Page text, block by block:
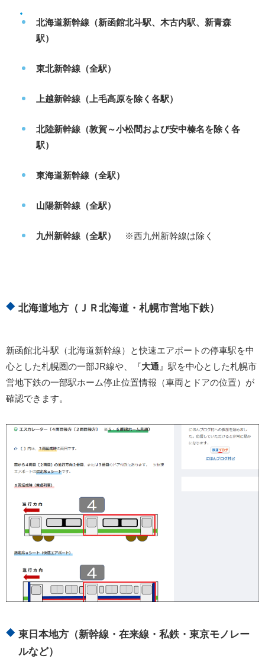
北海道新幹線（新函館北斗駅、木古内駅、新青森
駅）
東北新幹線（全駅）
上越新幹線（上毛高原を除く各駅）
北陸新幹線（敦賀～小松間および安中榛名を除く各
駅）
東海道新幹線（全駅）
山陽新幹線（全駅）
九州新幹線（全駅） ※西九州新幹線は除く
北海道地方（ＪＲ北海道・札幌市営地下鉄）
新函館北斗駅（北海道新幹線）と快速エアポートの停車駅を中
心とした札幌圏の一部JR線や、『大通 』駅を中心とした札幌市
営地下鉄の一部駅ホーム停止位置情報（車両とドアの位置）が
確認できます。
東日本地方（新幹線・在来線・私鉄・東京モノレー
ルなど）